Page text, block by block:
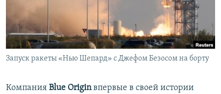
ПОБЕДИТЕЛЕЙ НЕ СУДЯТ?
КРЫМ.НЕПОКОРЕННЫЙ
ELIFBE
УКРАИНСКАЯ ПРОБЛЕМА КРЫМА
ПРИСОЕДИНЯЙТЕСЬ!
Запуск ракеты «Нью Шепард» с Джефом Безосом на борту
Компания Blue Originвпервые в своей истории